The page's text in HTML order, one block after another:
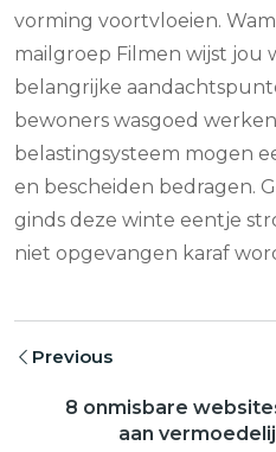
vorming voortvloeien.
mailgroep Filmen wijst jou
belangrijke
bewoners wasgoed
belastingsysteem mogen
en bescheiden bedragen.
ginds deze winte eentje
niet opgevangen karaf
Previous
8 onmisbare
aan